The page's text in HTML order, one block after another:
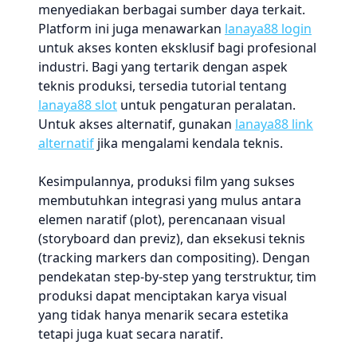
menyediakan berbagai sumber daya terkait.
Platform ini juga menawarkan lanaya88 login
untuk akses konten eksklusif bagi profesional
industri. Bagi yang tertarik dengan aspek
teknis produksi, tersedia tutorial tentang
lanaya88 slot untuk pengaturan peralatan.
Untuk akses alternatif, gunakan lanaya88 link
alternatif jika mengalami kendala teknis.
Kesimpulannya, produksi film yang sukses
membutuhkan integrasi yang mulus antara
elemen naratif (plot), perencanaan visual
(storyboard dan previz), dan eksekusi teknis
(tracking markers dan compositing). Dengan
pendekatan step-by-step yang terstruktur, tim
produksi dapat menciptakan karya visual
yang tidak hanya menarik secara estetika
tetapi juga kuat secara naratif.